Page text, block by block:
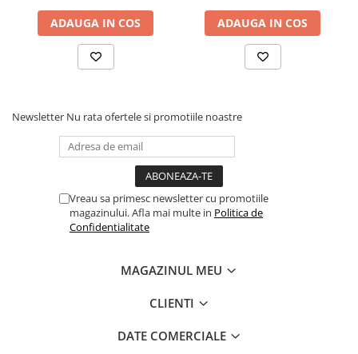
Cadouri
Carti in dar
Carti pentru copii
Literatura Universala
Carti cartonate
Descopera lumea
ADAUGA IN COS ADAUGA IN COS
Newsletter Nu rata ofertele si promotiile noastre
Vreau sa primesc newsletter cu promotiile
magazinului. Afla mai multe in Politica de
Confidentialitate
MAGAZINUL MEU
CLIENTI
DATE COMERCIALE